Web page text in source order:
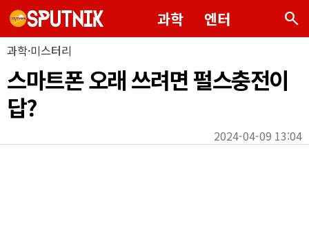
과학 엔터 search
과학·미스터리
스마트폰 오래 쓰려면 펄스충전이
답?
2024-04-09 13:04